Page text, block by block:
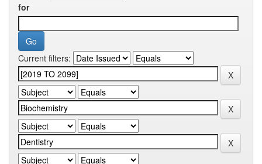
for
Current filters: